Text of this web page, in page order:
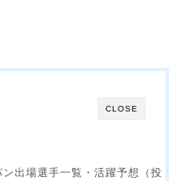
CLOSE
出場選手一覧・活躍予想（投